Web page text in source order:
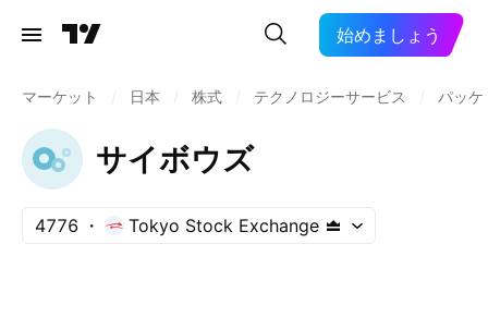
始めましょう
マーケット 日本 株式 テクノロジーサービス パッ
サイボウズ
4776 Tokyo Stock Exchange